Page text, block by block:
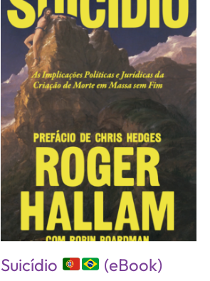
Suicídio
(eBook)